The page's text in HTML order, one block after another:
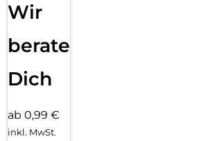
Wir
beraten
Dich
ab 0,99 €
inkl. MwSt.